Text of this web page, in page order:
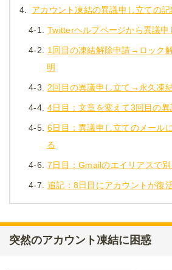
4. アカウント凍結の異議申し立ての記
4-1. Twitterヘルプページから異議申
4-2.
1回目の凍結解除申請→ロック
明
4-3. 2回目の異議申し立て→永久凍
4-4. 4日目：文章を変えて3回目の異
4-5. 6日目：異議申し立てのメール
る
4-6. 7日目：Gmailのエイリアスで
4-7. 追記：8日目にアカウントが復
突然のアカウント凍結に困惑